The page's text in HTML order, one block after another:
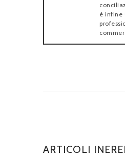
è infine
ARTICOLI